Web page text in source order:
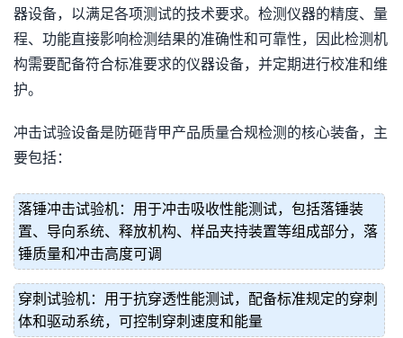
器设备，以满足各项测试的技术要求。检测仪器的精度、量
程、功能直接影响检测结果的准确性和可靠性，因此检测机
构需要配备符合标准要求的仪器设备，并定期进行校准和维
护。
冲击试验设备是防砸背甲产品质量合规检测的核心装备，主
要包括：
落锤冲击试验机：用于冲击吸收性能测试，包括落锤装
置、导向系统、释放机构、样品夹持装置等组成部分，落
锤质量和冲击高度可调
穿刺试验机：用于抗穿透性能测试，配备标准规定的穿刺
体和驱动系统，可控制穿刺速度和能量